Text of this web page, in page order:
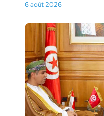
6 août 2026